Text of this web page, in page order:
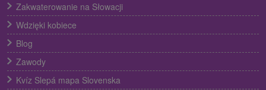
Zakwaterowanie na Słowacji
Wdzięki kobiece
Blog
Zawody
Kvíz Slepá mapa Slovenska